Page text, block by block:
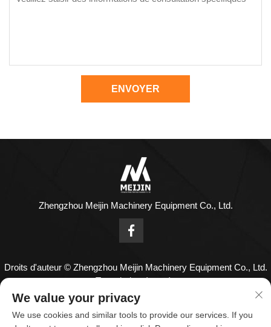
ENVOYER
Zhengzhou Meijin Machinery Equipment Co., Ltd.
Droits d'auteur © Zhengzhou Meijin Machinery Equipment Co., Ltd.
Tous droits réservés
Nous contacter
We value your privacy
We use cookies and similar tools to provide our services. If you